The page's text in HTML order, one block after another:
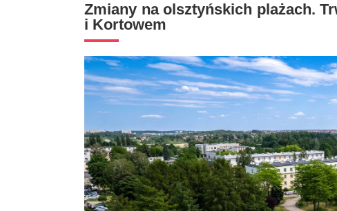
Zmiany na olsztyńskich plażach.
i Kortowem